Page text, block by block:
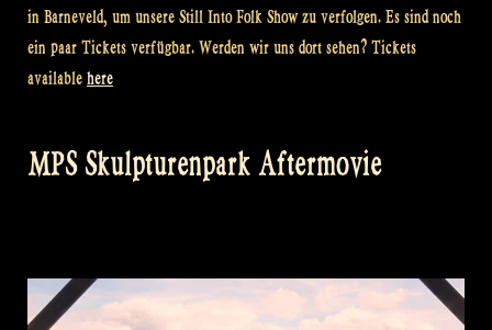
in Barneveld, um unsere Still Into Folk Show zu verfolgen. Es sind noch
ein paar Tickets verfügbar. Werden wir uns dort sehen? Tickets
available here
MPS Skulpturenpark Aftermovie